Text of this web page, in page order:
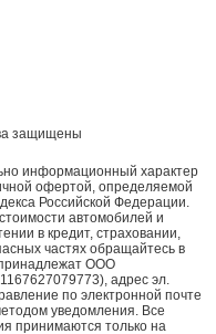
защищены
информационный характер
офертой, определяемой
Российской Федерации.
автомобилей и
в кредит, страховании,
частях обращайтесь в
ООО
адрес эл.
по электронной почте
уведомления. Все
принимаются только на